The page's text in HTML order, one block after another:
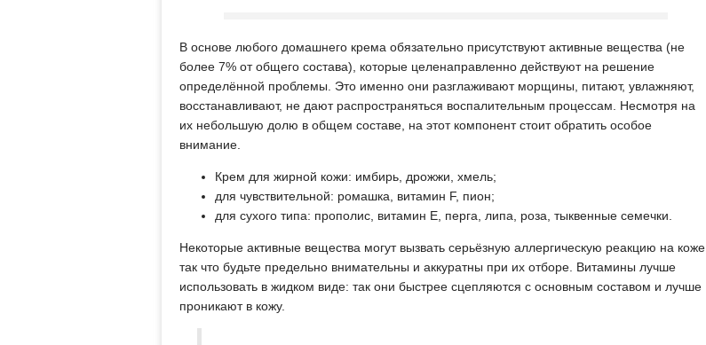
В основе любого домашнего крема обязательно присутствуют активные вещества (не
более 7% от общего состава), которые целенаправленно действуют на решение
определённой проблемы. Это именно они разглаживают морщины, питают, увлажняют,
восстанавливают, не дают распространяться воспалительным процессам. Несмотря на
их небольшую долю в общем составе, на этот компонент стоит обратить особое
внимание.
Крем для жирной кожи: имбирь, дрожжи, хмель;
для чувствительной: ромашка, витамин F, пион;
для сухого типа: прополис, витамин Е, перга, липа, роза, тыквенные семечки.
Некоторые активные вещества могут вызвать серьёзную аллергическую реакцию на коже,
так что будьте предельно внимательны и аккуратны при их отборе. Витамины лучше
использовать в жидком виде: так они быстрее сцепляются с основным составом и лучше
проникают в кожу.